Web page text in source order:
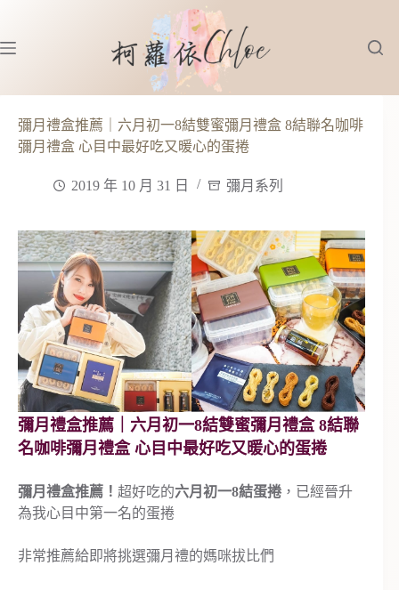
主
內
彌月禮盒推薦｜六月初一8結雙蜜彌月禮盒 8結聯名咖啡
彌月禮盒 心目中最好吃又暖心的蛋捲
2019 年 10 月 31 日 彌月系列
彌月禮盒推薦｜六月初一8結雙蜜彌月禮盒 8結聯
名咖啡彌月禮盒 心目中最好吃又暖心的蛋捲
彌月禮盒推薦！ 超好吃的六月初一8結蛋捲 ，已經晉升
為我心目中第一名的蛋捲
非常推薦給即將挑選彌月禮的媽咪拔比們